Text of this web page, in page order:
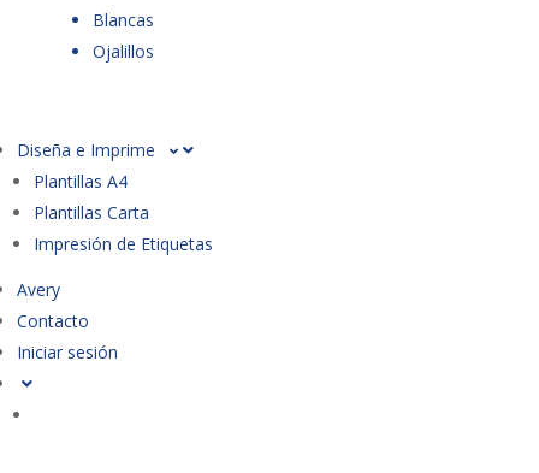
Blancas
Ojalillos
Diseña e Imprime
Plantillas A4
Plantillas Carta
Impresión de Etiquetas
Avery
Contacto
Iniciar sesión